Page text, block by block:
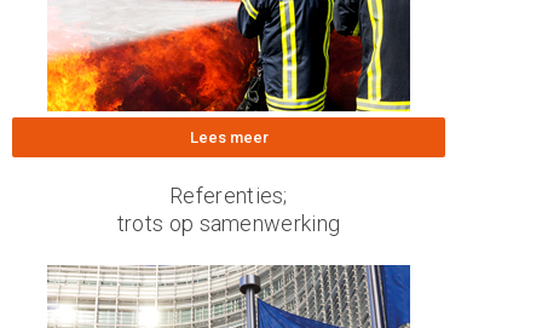
Lees meer
Referenties;
trots op samenwerking